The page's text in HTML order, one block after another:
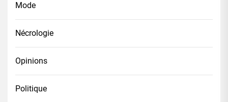
Mode
Nécrologie
Opinions
Politique